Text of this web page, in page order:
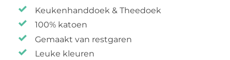
Keukenhanddoek & Theedoek
100% katoen
Gemaakt van restgaren
Leuke kleuren